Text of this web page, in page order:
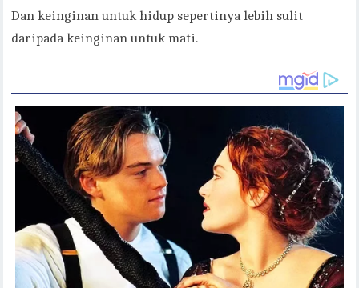
Dan keinginan untuk hidup sepertinya lebih sulit
daripada keinginan untuk mati.